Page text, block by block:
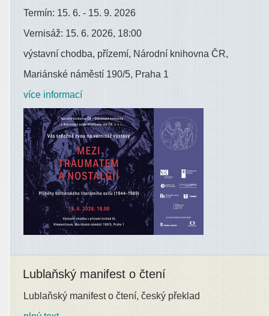
Termín: 15. 6. - 15. 9. 2026
Vernisáž: 15. 6. 2026, 18:00
výstavní chodba, přízemí, Národní knihovna ČR,
Mariánské náměstí 190/5, Praha 1
více informací
Lublaňský manifest o čtení
Lublaňský manifest o čtení, český překlad